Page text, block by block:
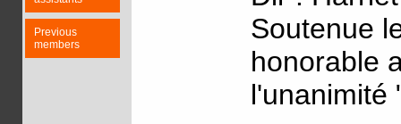
Previous
members
Soutenue
honorable
l'unanimité